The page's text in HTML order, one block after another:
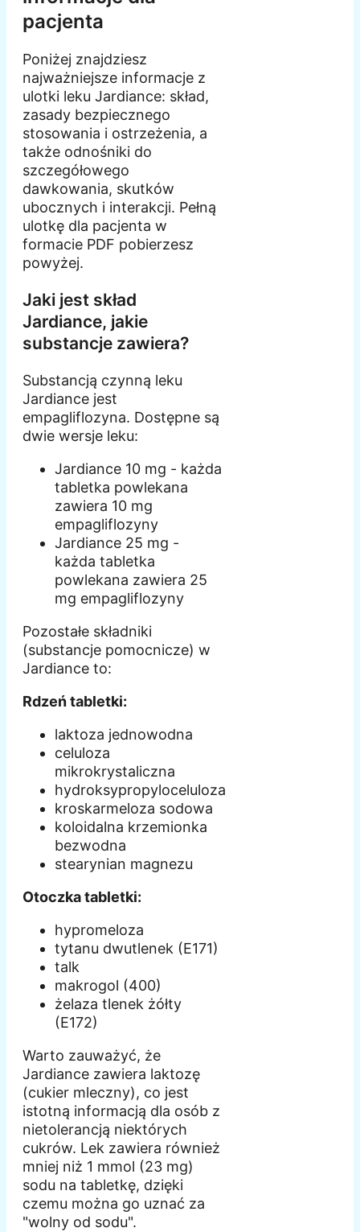
pacjenta
Poniżej znajdziesz
najważniejsze informacje z
ulotki leku Jardiance: skład,
zasady bezpiecznego
stosowania i ostrzeżenia, a
także odnośniki do
szczegółowego
dawkowania, skutków
ubocznych i interakcji. Pełną
ulotkę dla pacjenta w
formacie PDF pobierzesz
powyżej.
Jaki jest skład
Jardiance, jakie
substancje zawiera?
Substancją czynną leku
Jardiance jest
empagliflozyna. Dostępne są
dwie wersje leku:
Jardiance 10 mg - każda
tabletka powlekana
zawiera 10 mg
empagliflozyny
Jardiance 25 mg -
każda tabletka
powlekana zawiera 25
mg empagliflozyny
Pozostałe składniki
(substancje pomocnicze) w
Jardiance to:
Rdzeń tabletki:
laktoza jednowodna
celuloza
mikrokrystaliczna
hydroksypropyloceluloza
kroskarmeloza sodowa
koloidalna krzemionka
bezwodna
stearynian magnezu
Otoczka tabletki:
hypromeloza
tytanu dwutlenek (E171)
talk
makrogol (400)
żelaza tlenek żółty
(E172)
Warto zauważyć, że
Jardiance zawiera laktozę
(cukier mleczny), co jest
istotną informacją dla osób z
nietolerancją niektórych
cukrów. Lek zawiera również
mniej niż 1 mmol (23 mg)
sodu na tabletkę, dzięki
czemu można go uznać za
"wolny od sodu".